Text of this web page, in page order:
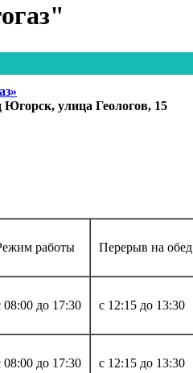
улица Геологов, 15
работы Перерыв на обед
08:00 до 17:30 с 12:15 до 13:30
08:00 до 17:30 с 12:15 до 13:30